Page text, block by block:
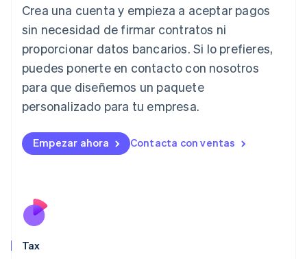
Crea una cuenta y empieza a aceptar pagos
sin necesidad de firmar contratos ni
proporcionar datos bancarios. Si lo prefieres,
puedes ponerte en contacto con nosotros
para que diseñemos un paquete
personalizado para tu empresa.
Empezar ahora Contacta con ventas
Tax
English
Irlanda
Italia
ItalianoEnglish
Japón
English
Letonia
Liechtenstein
DeutschEnglish
Français
Malasia